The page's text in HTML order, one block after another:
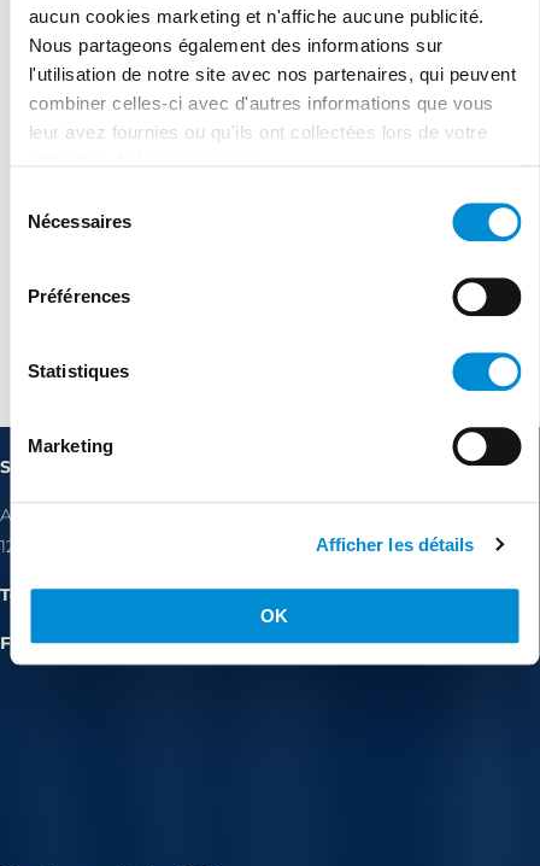
aucun cookies marketing et n'affiche aucune publicité.
Nous partageons également des informations sur
l'utilisation de notre site avec nos partenaires, qui peuvent
combiner celles-ci avec d'autres informations que vous
leur avez fournies ou qu'ils ont collectées lors de votre
Nécessaires
Préférences
Statistiques
Marketing
Afficher les détails
OK
Agréé cocof depuis 01/09/2023
Site de consultation 1210
Avenue de l’Astronomie, 30
1210 Saint-Josse-Ten-Noode
Tél. :02/486.01.10
Fax:02/445.00.30